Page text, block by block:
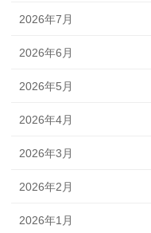
2026年7月
2026年6月
2026年5月
2026年4月
2026年3月
2026年2月
2026年1月